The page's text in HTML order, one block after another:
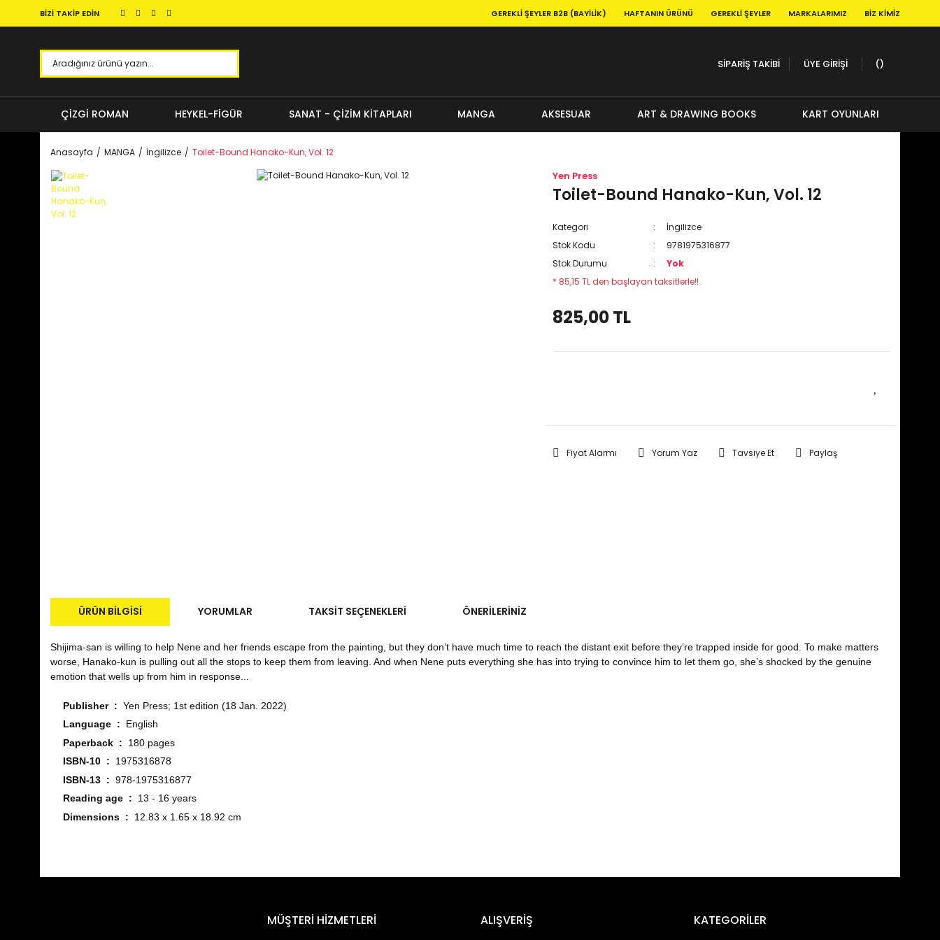
BİZİ TAKİP EDİN GEREKLI ŞEYLER B2B (BAYILIK) HAFTANIN ÜRÜNÜ GEREKLI ŞEYLER MARKALARIMIZ BIZ KIMIZ
SİPARİŞ TAKİBİ ÜYE GİRİŞİ
ÇİZGİ ROMAN HEYKEL-FİGÜR SANAT - ÇİZİM KİTAPLARI MANGA AKSESUAR ART & DRAWING BOOKS KART OYUNLARI
Anasayfa MANGA İngilizce Toilet-Bound Hanako-Kun, Vol. 12
Yen Press
Toilet-Bound Hanako-Kun, Vol. 12
Kategori
İngilizce
Stok Kodu
9781975316877
Stok Durumu
Yok
* 85,15 TL den başlayan taksitlerle!!
825,00 TL
Fiyat Alarmı Yorum Yaz Tavsiye Et Paylaş
ÜRÜN BILGISI YORUMLAR TAKSIT SEÇENEKLERI ÖNERILERINIZ
Shijima-san is willing to help Nene and her friends escape from the painting, but they don’t have much time to reach the distant exit before they’re trapped inside for good. To make matters
worse, Hanako-kun is pulling out all the stops to keep them from leaving. And when Nene puts everything she has into trying to convince him to let them go, she’s shocked by the genuine
emotion that wells up from him in response...
Publisher ‏ : ‎ Yen Press; 1st edition (18 Jan. 2022)
Language ‏ : ‎ English
Paperback ‏ : ‎ 180 pages
ISBN-10 ‏ : ‎ 1975316878
ISBN-13 ‏ : ‎ 978-1975316877
Reading age ‏ : ‎ 13 - 16 years
Dimensions ‏ : ‎ 12.83 x 1.65 x 18.92 cm
Yorum Yaz
Görüş ve önerileriniz için teşekkür ederiz.
Ürün resmi kalitesiz, bozuk veya görüntülenemiyor.
MÜŞTERİ HİZMETLERİ ALIŞVERİŞ KATEGORİLER